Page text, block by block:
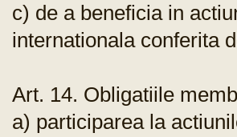
c) de a beneficia in
internationala conferita
Art. 14. Obligatiile
a) participarea la